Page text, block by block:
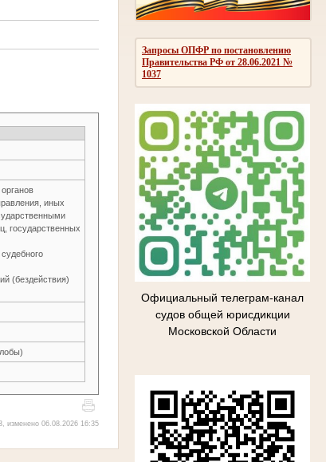
Запросы ОПФР по постановлению
Правительства РФ от 28.06.2021 №
1037
Официальный телеграм-канал
судов общей юрисдикции
Московской Области
иных
государственных
(бездействия)
изменено 06.08.2026 16:35